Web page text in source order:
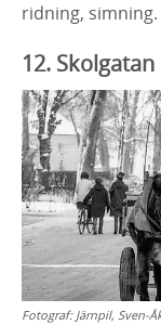
ridning, simning.
​12. Skolgatan
Fotograf: Järnpil, Sven-